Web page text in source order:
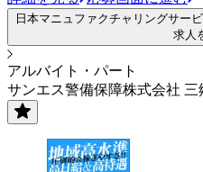
日本マニュファクチャリングサー
求人
アルバイト・パート
サンエス警備保障株式会社 三